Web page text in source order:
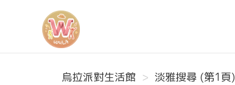
烏拉派對生活館
烏拉派對生活館 淡雅搜尋 (第1頁)